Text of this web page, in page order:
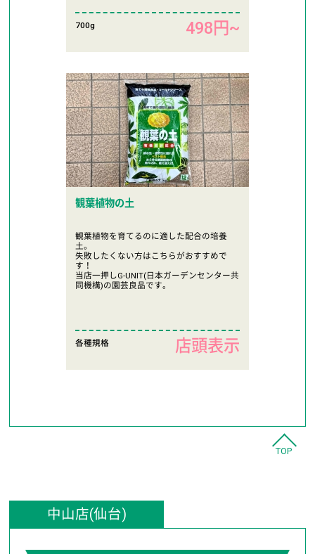
700g 498円~
観葉植物の土
観葉植物を育てるのに適した配合の培養
土。
失敗したくない方はこちらがおすすめで
す！
当店一押しG-UNIT(日本ガーデンセンター共
同機構)の園芸良品です。
各種規格 店頭表示
TOP
中山店(仙台)